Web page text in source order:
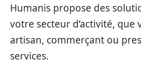
Humanis propose des
votre secteur d’activité, que
artisan, commerçant ou
services.